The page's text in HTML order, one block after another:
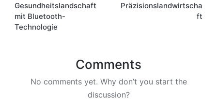
Gesundheitslandschaft
mit Bluetooth-
Technologie
Präzisionslandwirtscha
ft
Comments
No comments yet. Why don’t you start the
discussion?